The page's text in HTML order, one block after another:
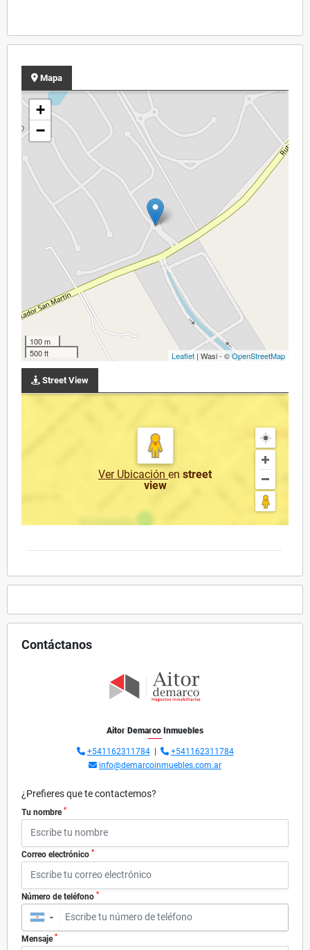
Mapa
+
−
100 m
500 ft
Leaflet | Wasi - ©OpenStreetMap
Street View
Ver Ubicación en street
view
Contáctanos
Aitor Demarco Inmuebles
+541162311784|
+541162311784
info@demarcoinmuebles.com.ar
¿Prefieres que te contactemos?
Tu nombre *
Correo electrónico *
Número de teléfono *
▼
Mensaje *